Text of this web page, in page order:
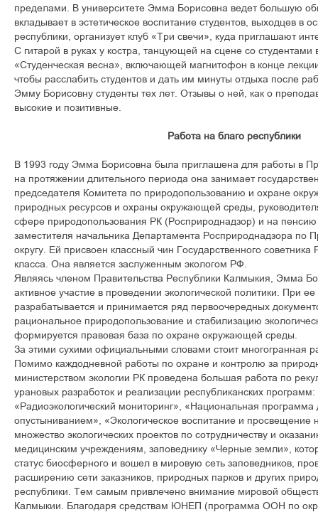
пределами. В университете Эмма Борисовна ведет большую
вкладывает в эстетическое воспитание студентов, выходцев в
республики, организует клуб «Три свечи», куда приглашают
С гитарой в руках у костра, танцующей на сцене со студентами
«Студенческая весна», включающей магнитофон в конце
чтобы расслабить студентов и дать им минуты отдыха после
Эмму Борисовну студенты тех лет. Отзывы о ней, как о
высокие и позитивные.
Работа на благо республики
В 1993 году Эмма Борисовна была приглашена для работы в
на протяжении длительного периода она занимает
председателя Комитета по природопользованию и охране
природных ресурсов и охраны окружающей среды,
сфере природопользования РК (Росприроднадзор) и на пенсию
заместителя начальника Департамента Росприроднадзора по
округу. Ей присвоен классный чин Государственного
класса. Она является заслуженным экологом РФ.
Являясь членом Правительства Республики Калмыкия, Эмма
активное участие в проведении экологической политики. При
разрабатывается и принимается ряд первоочередных
рациональное природопользование и стабилизацию
формируется правовая база по охране окружающей среды.
За этими сухими официальными словами стоит многогранная
Помимо каждодневной работы по охране и контролю за
министерством экологии РК проведена большая работа по
урановых разработок и реализации республиканских
«Радиоэкологический мониторинг», «Национальная программа
опустыниванием», «Экологическое воспитание и просвещение
множество экологических проектов по сотрудничеству и
медицинским учреждениям, заповеднику «Черные земли»,
статус биосферного и вошел в мировую сеть заповедников,
расширению сети заказников, природных парков и других
республики. Тем самым привлечено внимание мировой
Калмыкии. Благодаря средствам ЮНЕП (программа ООН по